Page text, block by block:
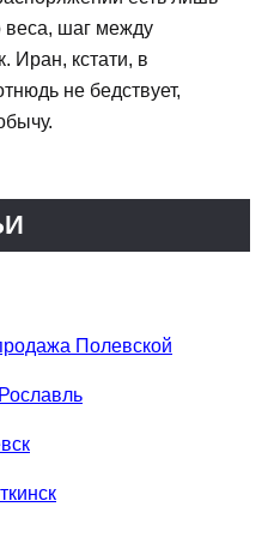
веса, шаг между
Иран, кстати, в
не бедствует,
Полевской